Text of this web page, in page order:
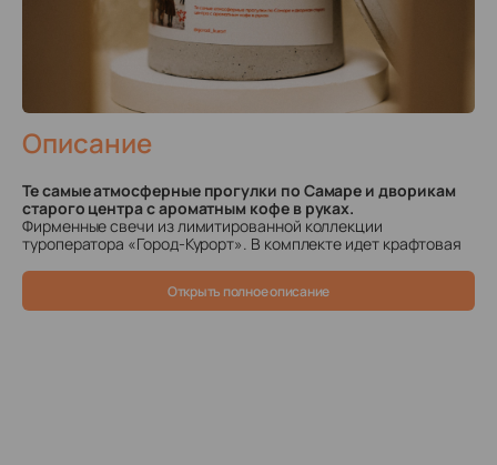
Описание
Те самые атмосферные прогулки по Самаре и дворикам
старого центра с ароматным кофе в руках.
Фирменные свечи из лимитированной коллекции
туроператора «Город-Курорт». В комплекте идет крафтовая
Аромат: Имбирный пряник
Открыть полное описание